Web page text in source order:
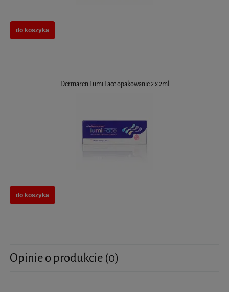
do koszyka
Dermaren Lumi Face opakowanie 2 x 2ml
do koszyka
Opinie o produkcie (0)